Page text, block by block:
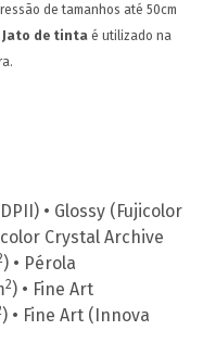
de tamanhos até 50cm
Jato de tinta é utilizado na
• Glossy (Fujicolor
Crystal Archive
) • Pérola
2) • Fine Art
) • Fine Art (Innova